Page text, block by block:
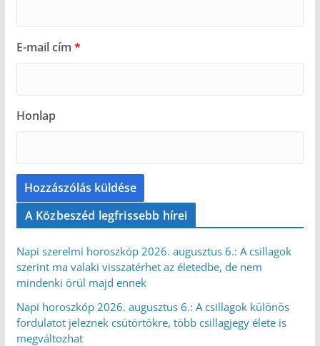
E-mail cím *
Honlap
A Közbeszéd legfrissebb hírei
Napi szerelmi horoszkóp 2026. augusztus 6.: A csillagok
szerint ma valaki visszatérhet az életedbe, de nem
mindenki örül majd ennek
Napi horoszkóp 2026. augusztus 6.: A csillagok különös
fordulatot jeleznek csütörtökre, több csillagjegy élete is
megváltozhat